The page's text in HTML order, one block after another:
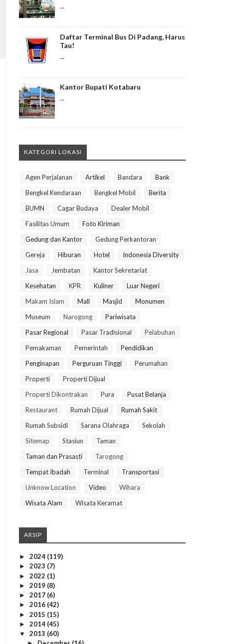
...
Daftar Terminal Bus Di Padang, Harus
Tau!
...
Kantor Bupati Kotabaru
...
KATEGORI LOKASI
Agen Perjalanan Artikel Bandara
Bank
Bengkel Kendaraan
Bengkel Mobil
Berita
BUMN
Cagar Budaya
Dealer Mobil
Fasilitas Umum
Foto Kiriman
Gedung dan Kantor
Gedung Perkantoran
Gereja
Hiburan Hotel
Indonesia Diversity
Jasa
Jembatan
Kantor Sekretariat
Kesehatan
KPR Kuliner
Luar Negeri
Makam Islam
Mall Masjid
Monumen
Museum
Narogong
Pariwisata
Pasar Regional
Pasar Tradisional
Pelabuhan
Pemakaman
Pemerintah
Pendidikan
Penginapan
Perguruan Tinggi
Perumahan
Properti
Properti Dijual
Properti Dikontrakan
Pura
Pusat Belanja
Restaurant
Rumah Dijual
Rumah Sakit
Rumah Subsidi
Sarana Olahraga
Sekolah
Sitemap
Stasiun
Taman
Taman dan Prasasti
Tarogong
Tempat Ibadah
Terminal
Transportasi
Unknow Location
Video
Wihara
Wisata Alam
Wisata Keramat
ARSIP
► 2024 (119)
► 2023 (7)
► 2022 (1)
► 2019 (8)
► 2017 (6)
► 2016 (42)
► 2015 (15)
► 2014 (45)
▼ 2013 (60)